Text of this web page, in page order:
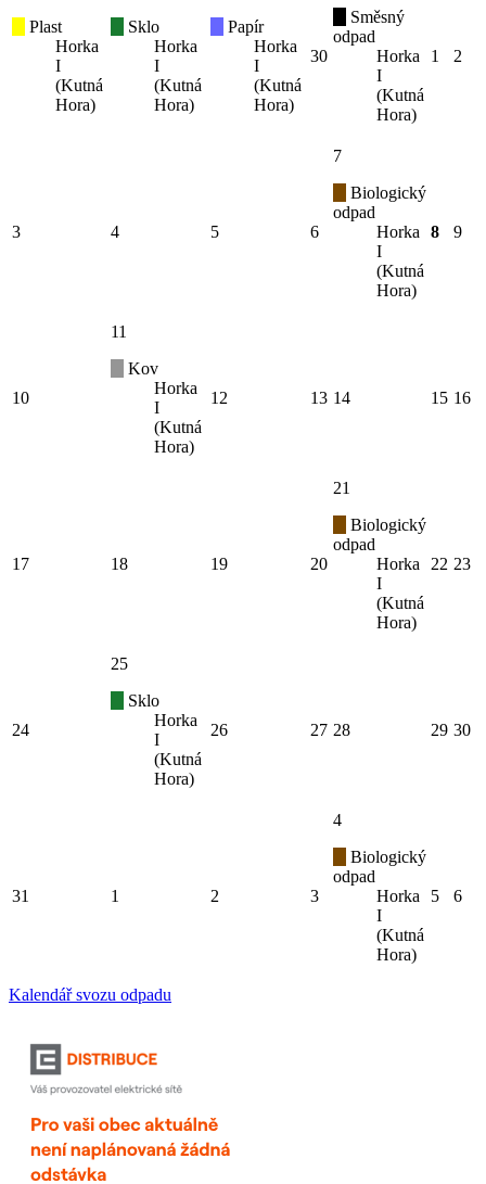
Plast
Horka
I
(Kutná
Hora)
Sklo
Horka
I
(Kutná
Hora)
Papír
Horka
I
(Kutná
Hora)
30
Směsný
odpad
Horka
I
(Kutná
Hora)
1 2
3 4 5 6
7
Biologický
odpad
Horka
I
(Kutná
Hora)
8 9
10
11
Kov
Horka
I
(Kutná
Hora)
12 13 14 15 16
17 18 19 20
21
Biologický
odpad
Horka
I
(Kutná
Hora)
22 23
24
25
Sklo
Horka
I
(Kutná
Hora)
26 27 28 29 30
31 1 2 3
4
Biologický
odpad
Horka
I
(Kutná
Hora)
5 6
Kalendář svozu odpadu